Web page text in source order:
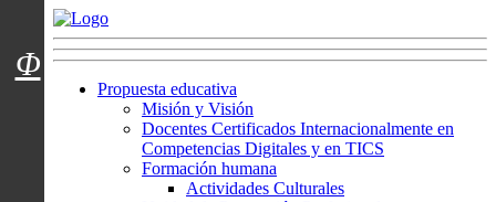
Menú usuarios
Propuesta educativa
Misión y Visión
Docentes Certificados Internacionalmente en
Competencias Digitales y en TICS
Formación humana
Actividades Culturales
Φ